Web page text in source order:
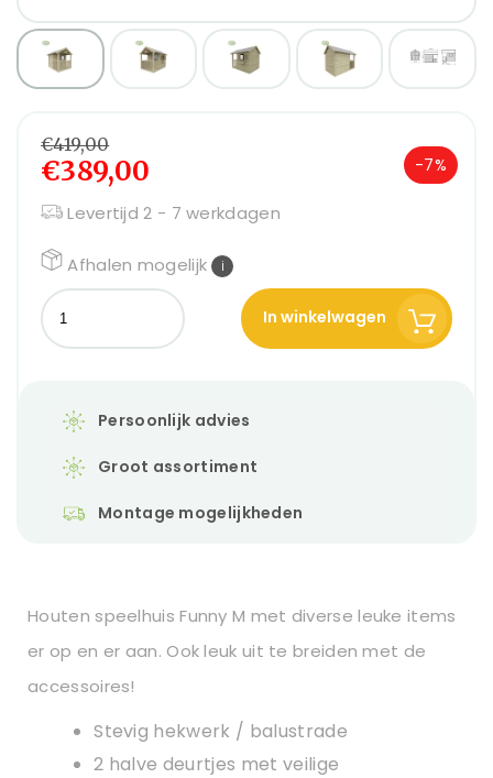
€419,00
€389,00 -7%
Levertijd 2 - 7 werkdagen
Afhalen mogelijk i
In winkelwagen
Persoonlijk advies
Groot assortiment
Montage mogelijkheden
Houten speelhuis Funny M met diverse leuke items
er op en er aan. Ook leuk uit te breiden met de
accessoires!
Stevig hekwerk / balustrade
2 halve deurtjes met veilige